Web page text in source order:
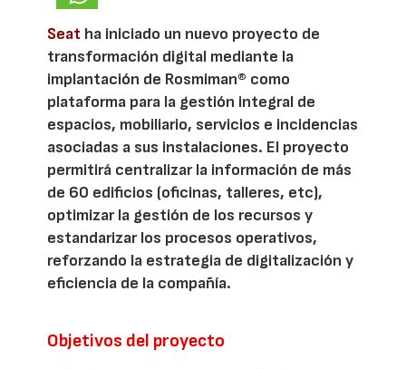
Seat ha iniciado un nuevo proyecto de
transformación digital mediante la
implantación de Rosmiman® como
plataforma para la gestión integral de
espacios, mobiliario, servicios e incidencias
asociadas a sus instalaciones. El proyecto
permitirá centralizar la información de más
de 60 edificios (oficinas, talleres, etc),
optimizar la gestión de los recursos y
estandarizar los procesos operativos,
reforzando la estrategia de digitalización y
eficiencia de la compañía.
Objetivos del proyecto